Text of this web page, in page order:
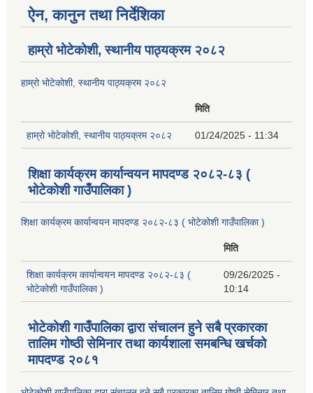
ऐन, कानुन तथा निर्देशिका
हाम्रो भोटेकोशी, स्थानीय पाठ्यक्रम २०८२
हाम्रो भोटेकोशी, स्थानीय पाठ्यक्रम २०८२
मिति
हाम्रो भोटेकोशी, स्थानीय पाठ्यक्रम २०८२ 01/24/2025 - 11:34
शिक्षा कार्यक्रम कार्यान्वयन मापदण्ड २०८२-८३ (
भोटेकोशी गाउँपालिका )
शिक्षा कार्यक्रम कार्यान्वयन मापदण्ड २०८२-८३ ( भोटेकोशी गाउँपालिका )
मिति
शिक्षा कार्यक्रम कार्यान्वयन मापदण्ड २०८२-८३ (
भोटेकोशी गाउँपालिका )
09/26/2025 -
10:14
भोटेकोशी गाउँपालिका द्वारा संचालन हुने सबै प्रकारका
तालिम गोष्ठी सेमिनार तथा कार्यशाला समबन्धि खर्चको
मापदण्ड २०८१